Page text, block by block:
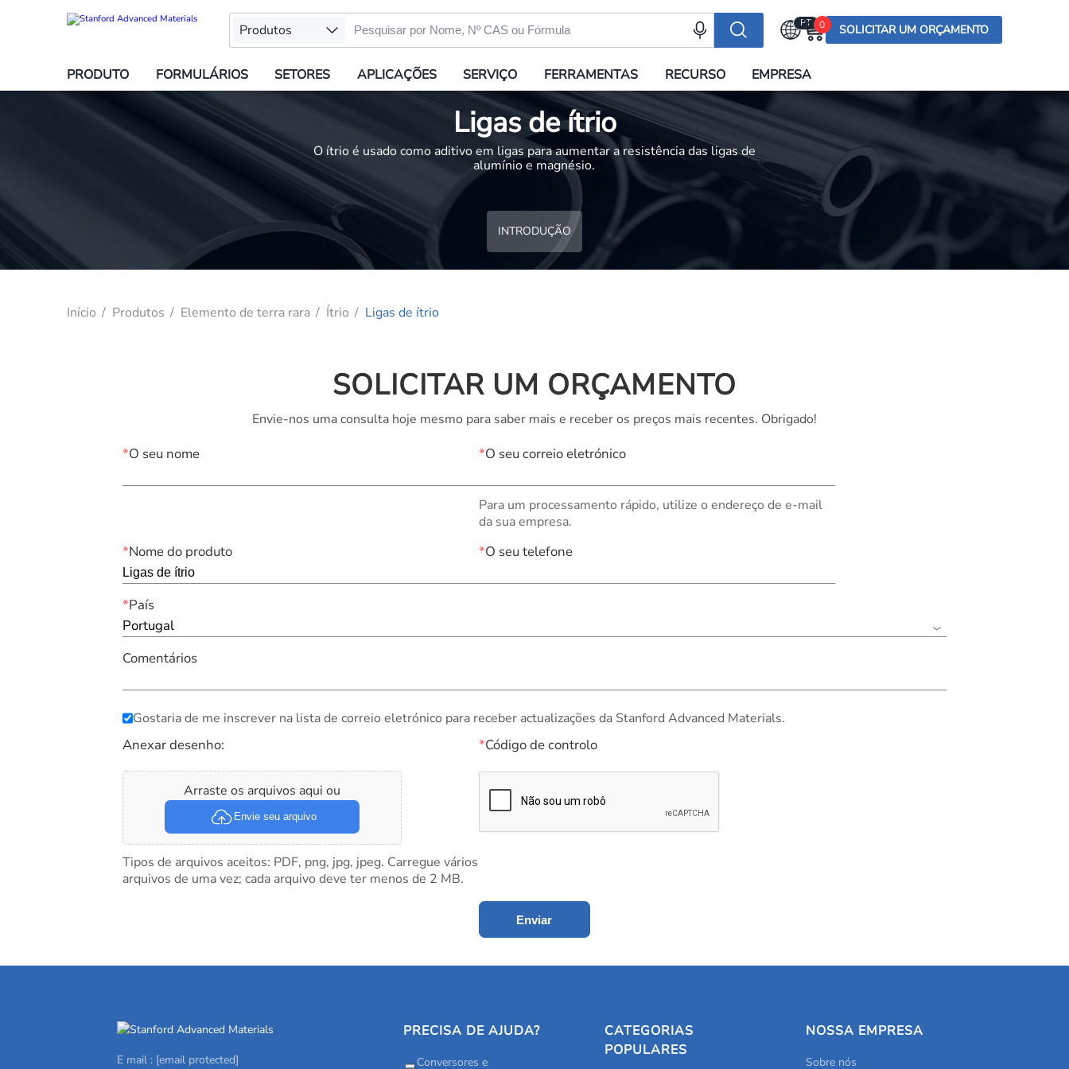
Produtos PT
English (US)
English (UK)
Española
Deutsch
Français
Русский
0 SOLICITAR UM ORÇAMENTO
PRODUTO FORMULÁRIOS SETORES APLICAÇÕES SERVIÇO FERRAMENTAS RECURSO EMPRESA
Ligas de ítrio
O ítrio é usado como aditivo em ligas para aumentar a resistência das ligas de
alumínio e magnésio.
INTRODUÇÃO
Início Produtos Elemento de terra rara Ítrio Ligas de ítrio
SOLICITAR UM ORÇAMENTO
Envie-nos uma consulta hoje mesmo para saber mais e receber os preços mais recentes. Obrigado!
*O seu nome *O seu correio eletrónico
Para um processamento rápido, utilize o endereço de e-mail
da sua empresa.
*Nome do produto *O seu telefone
*País
Portugal
Comentários
Gostaria de me inscrever na lista de correio eletrónico para receber actualizações da Stanford Advanced Materials.
Anexar desenho:
Arraste os arquivos aqui ou
Envie seu arquivo
*Código de controlo
Tipos de arquivos aceitos: PDF, png, jpg, jpeg. Carregue vários
arquivos de uma vez; cada arquivo deve ter menos de 2 MB.
Enviar
E mail : [email protected]
PRECISA DE AJUDA?
Conversores e
CATEGORIAS
POPULARES
NOSSA EMPRESA
Sobre nós